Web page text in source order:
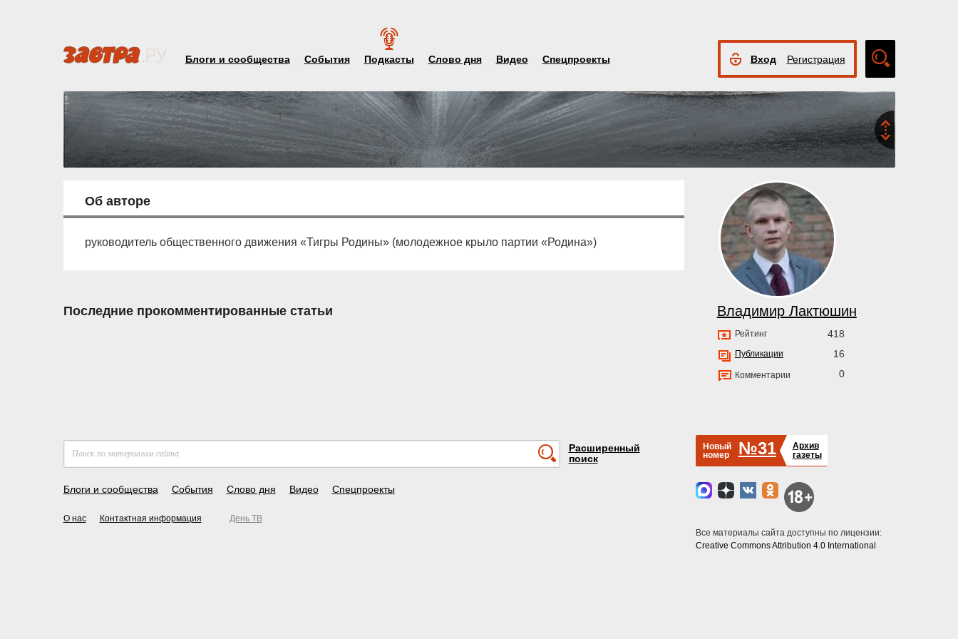
Блоги и сообщества События Подкасты Слово дня Видео Спецпроекты Вход Регистрация
поиск
Об авторе
руководитель общественного движения «Тигры Родины» (молодежное крыло партии «Родина»)
Последние прокомментированные статьи Владимир Лактюшин
Рейтинг 418
Публикации 16
Комментарии 0
Расширенный
поиск
Блоги и сообщества События Слово дня Видео Спецпроекты
О нас Контактная информация День ТВ
Новый
номер
№31
Архив
газеты
Все материалы сайта доступны по лицензии:
Creative Commons Attribution 4.0 International